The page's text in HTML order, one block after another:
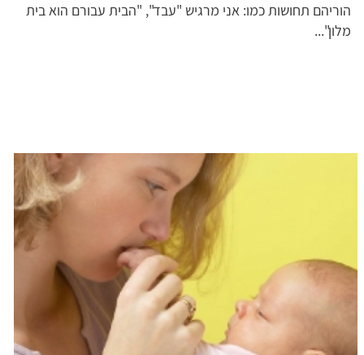
הוריהם תחושות כמו: אני מרגיש "עבד", "הבית עבורם הוא בית
מלון"...